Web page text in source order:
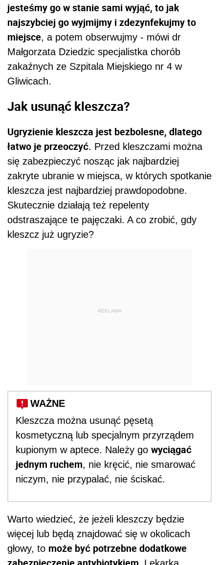
jesteśmy go w stanie sami wyjąć, to jak
najszybciej go wyjmijmy i zdezynfekujmy to
miejsce, a potem obserwujmy - mówi dr
Małgorzata Dziedzic specjalistka chorób
zakaźnych ze Szpitala Miejskiego nr 4 w
Gliwicach.
Jak usunąć kleszcza?
Ugryzienie kleszcza jest bezbolesne, dlatego
łatwo je przeoczyć. Przed kleszczami można
się zabezpieczyć nosząc jak najbardziej
zakryte ubranie w miejsca, w których spotkanie
kleszcza jest najbardziej prawdopodobne.
Skutecznie działają też repelenty
odstraszające te pajęczaki. A co zrobić, gdy
kleszcz już ugryzie?
REKLAMA
WAŻNE
Kleszcza można usunąć pęsetą
kosmetyczną lub specjalnym przyrządem
kupionym w aptece. Należy go wyciągać
jednym ruchem, nie kręcić, nie smarować
niczym, nie przypalać, nie ściskać.
Warto wiedzieć, że jeżeli kleszczy będzie
więcej lub będą znajdować się w okolicach
głowy, to może być potrzebne dodatkowe